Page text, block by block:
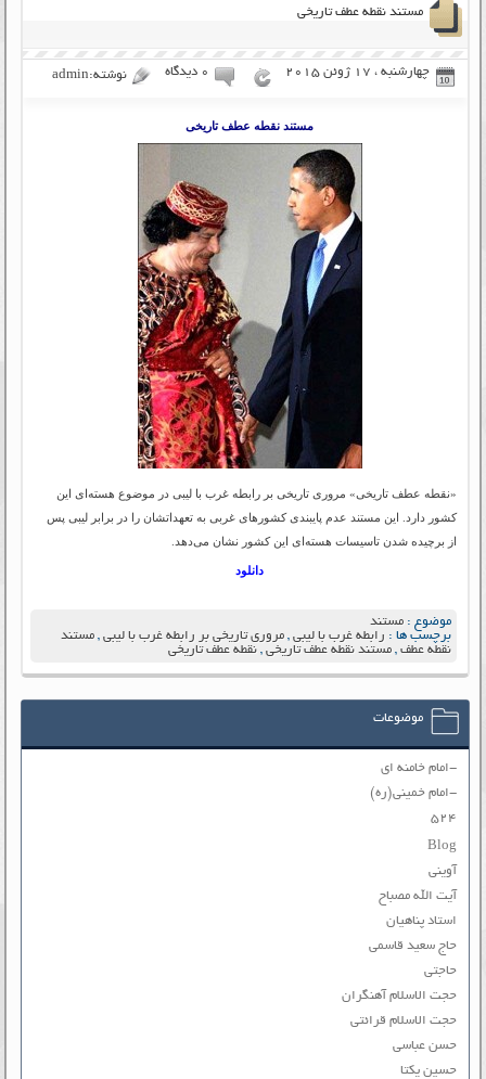
مستند نقطه عطف تاریخی
چهارشنبه ، 17 ژوئن 2015 ۰ دیدگاه نوشته:admin
مستند نقطه عطف تاریخی
«نقطه عطف تاریخی» مروری تاریخی بر رابطه غرب با لیبی در موضوع هسته‌ای این
کشور دارد. این مستند عدم پایبندی کشورهای غربی به تعهداتشان را در برابر لیبی پس
از برچیده شدن تاسیسات هسته‌ای این کشور نشان می‌دهد.
دانلود
موضوع :مستند
برچسب ها : رابطه غرب با لیبی ,مروری تاریخی بر رابطه غرب با لیبی ,مستند
نقطه عطف ,مستند نقطه عطف تاریخی ,نقطه عطف تاریخی
موضوعات
-امام خامنه ای
-امام خمینی(ره)
۵۲۴
Blog
آوینی
آیت الله مصباح
استاد پناهیان
حاج سعید قاسمی
حاجتی
حجت الاسلام آهنگران
حجت الاسلام قرائتی
حسن عباسی
حسین یکتا